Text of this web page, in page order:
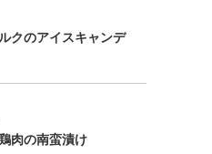
クのアイスキャンデ
肉の南蛮漬け